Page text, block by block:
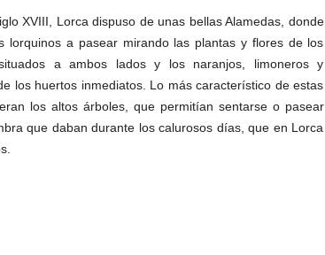
XVIII, Lorca dispuso de unas bellas Alamedas, donde
lorquinos a pasear mirando las plantas y flores de los
a ambos lados y los naranjos, limoneros y
los huertos inmediatos. Lo más característico de estas
los altos árboles, que permitían sentarse o pasear
que daban durante los calurosos días, que en Lorca